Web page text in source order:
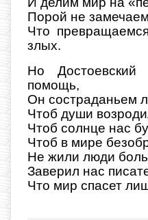
Порой не
Что
злых.
Но
помощь,
Он состраданьем
Чтоб души
Чтоб солнце нас
Чтоб в мире
Не жили люди
Заверил нас
Что мир спасет